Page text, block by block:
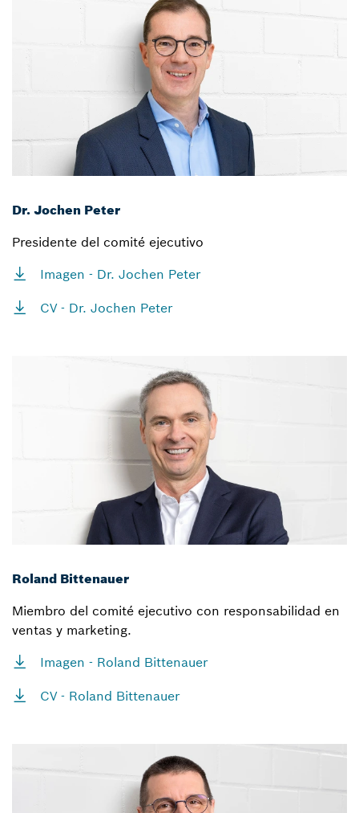
Dr. Jochen Peter
Presidente del comité ejecutivo
Imagen - Dr. Jochen Peter
CV - Dr. Jochen Peter
Roland Bittenauer
Miembro del comité ejecutivo con responsabilidad en
ventas y marketing.
Imagen - Roland Bittenauer
CV - Roland Bittenauer